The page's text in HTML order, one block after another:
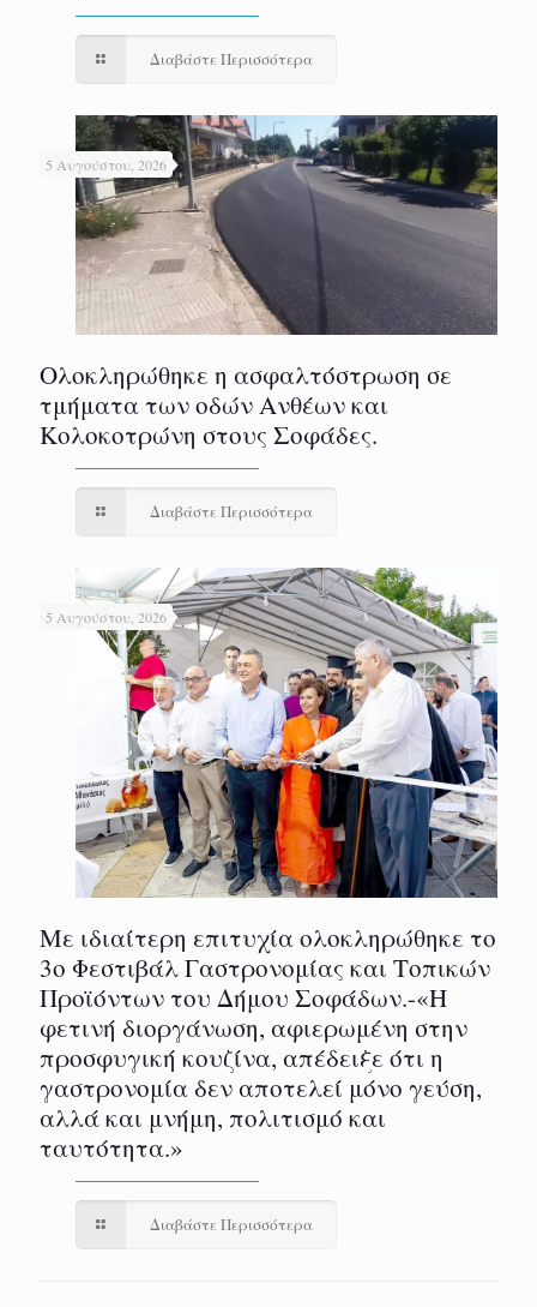
Διαβάστε Περισσότερα
5 Αυγούστου, 2026
Ολοκληρώθηκε η ασφαλτόστρωση σε
τμήματα των οδών Ανθέων και
Κολοκοτρώνη στους Σοφάδες.
Διαβάστε Περισσότερα
5 Αυγούστου, 2026
Με ιδιαίτερη επιτυχία ολοκληρώθηκε το
3ο Φεστιβάλ Γαστρονομίας και Τοπικών
Προϊόντων του Δήμου Σοφάδων.-«Η
φετινή διοργάνωση, αφιερωμένη στην
προσφυγική κουζίνα, απέδειξε ότι η
γαστρονομία δεν αποτελεί μόνο γεύση,
αλλά και μνήμη, πολιτισμό και
ταυτότητα.»
Διαβάστε Περισσότερα